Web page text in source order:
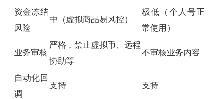
资金冻结
风险
中（虚拟商品易风控）
极低（个人号正
常使用）
业务审核
严格，禁止虚拟币、远程
协助等
不审核业务内容
自动化回
调
支持 支持